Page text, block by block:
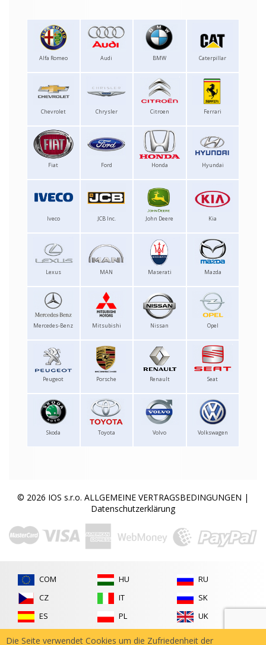
Alfa Romeo Audi BMW Caterpillar
Chevrolet Chrysler Citroen Ferrari
Fiat Ford Honda Hyundai
Iveco JCB Inc. John Deere Kia
Lexus MAN Maserati Mazda
Mercedes-Benz Mitsubishi Nissan Opel
Peugeot Porsche Renault Seat
Skoda Toyota Volvo Volkswagen
© 2026 IOS s.r.o. ALLGEMEINE VERTRAGSBEDINGUNGEN |
Datenschutzerklärung
COM
CZ
ES
HU
IT
PL
RU
SK
UK
Die Seite verwendet Cookies um die Zufriedenheit der